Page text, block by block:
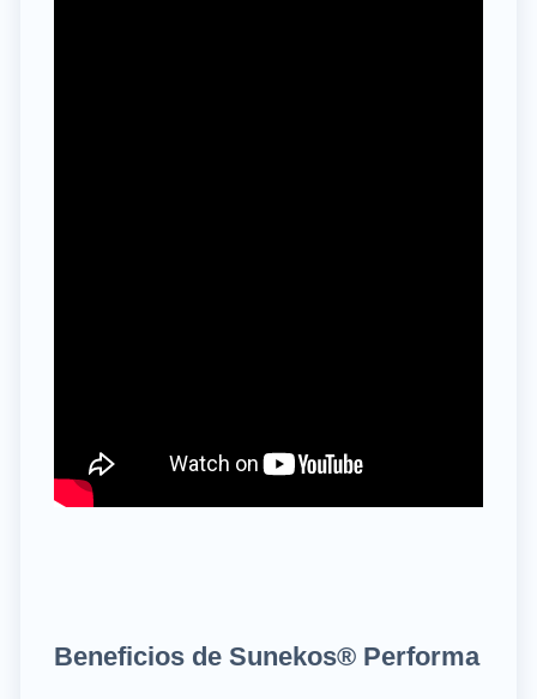
Beneficios de Sunekos® Performa